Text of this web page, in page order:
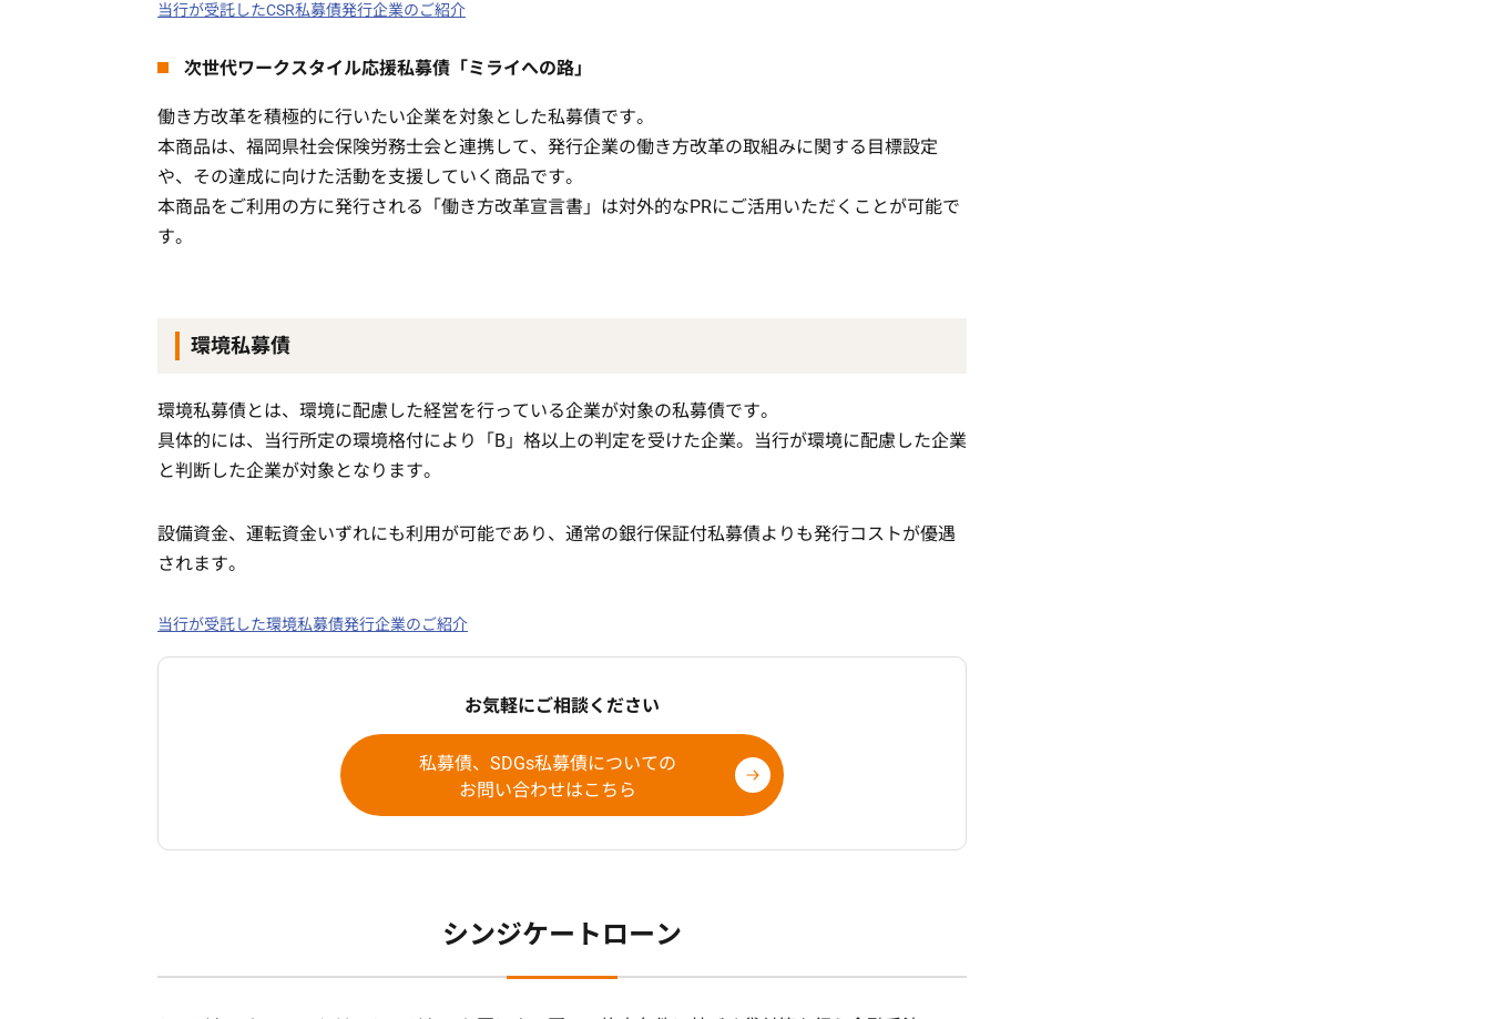
当行が受託したCSR私募債発行企業のご紹介
次世代ワークスタイル応援私募債「ミライへの路」
働き方改革を積極的に行いたい企業を対象とした私募債です。
本商品は、福岡県社会保険労務士会と連携して、発行企業の働き方改革の取組みに関する目標設定
や、その達成に向けた活動を支援していく商品です。
本商品をご利用の方に発行される「働き方改革宣言書」は対外的なPRにご活用いただくことが可能で
す。
環境私募債
環境私募債とは、環境に配慮した経営を行っている企業が対象の私募債です。
具体的には、当行所定の環境格付により「B」格以上の判定を受けた企業。当行が環境に配慮した企業
と判断した企業が対象となります。
設備資金、運転資金いずれにも利用が可能であり、通常の銀行保証付私募債よりも発行コストが優遇
されます。
当行が受託した環境私募債発行企業のご紹介
お気軽にご相談ください
私募債、SDGs私募債についての
お問い合わせはこちら
シンジケートローン